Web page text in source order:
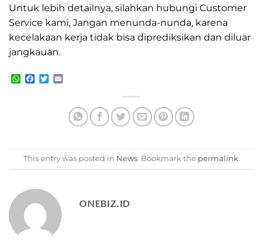
Untuk lebih detailnya, silahkan hubungi Customer
Service kami, Jangan menunda-nunda, karena
kecelakaan kerja tidak bisa diprediksikan dan diluar
jangkauan.
WhatsApp
Facebook
Twitter
This entry was posted in News. Bookmark the permalink.
ONEBIZ.ID